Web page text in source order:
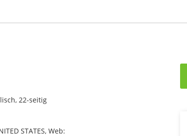
22-seitig
STATES, Web: